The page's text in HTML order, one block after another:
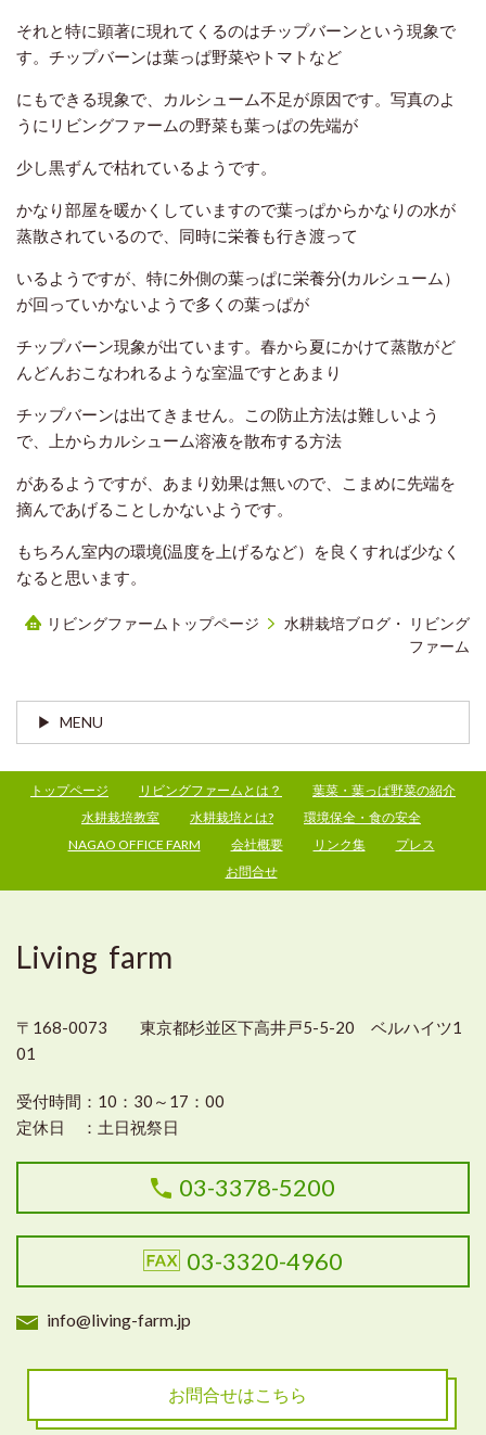
それと特に顕著に現れてくるのはチップバーンという現象で
す。チップバーンは葉っぱ野菜やトマトなど
にもできる現象で、カルシューム不足が原因です。写真のよ
うにリビングファームの野菜も葉っぱの先端が
少し黒ずんで枯れているようです。
かなり部屋を暖かくしていますので葉っぱからかなりの水が
蒸散されているので、 同時に栄養も行き渡って
いるようですが、特に外側の葉っぱに栄養分(カルシューム）
が回っていかないようで多くの葉っぱが
チップバーン現象が出ています。春から夏にかけて蒸散がど
んどんおこなわれるような室温ですとあまり
チップバーンは出てきません。この防止方法は難しいよう
で、上からカルシューム溶液を散布する方法
があるようですが、あまり効果は無いので、こまめに先端を
摘んであげることしかないようです。
もちろん室内の環境(温度を上げるなど）を良くすれば少なく
なると思います。
リビングファームトップページ
水耕栽培ブログ・ リビング
ファーム
MENU
トップページ リビングファームとは？
葉菜・葉っぱ野菜の紹介
水耕栽培教室
水耕栽培とは?
環境保全・食の安全
NAGAO OFFICE FARM
会社概要 リンク集
プレス
お問合せ
Living farm
〒168-0073 東京都杉並区下高井戸5-5-20 ベルハイツ1
01
受付時間： 10：30～17：00
定休日 ： 土日祝祭日
03-3378-5200
03-3320-4960
info@living-farm.jp
お問合せはこちら